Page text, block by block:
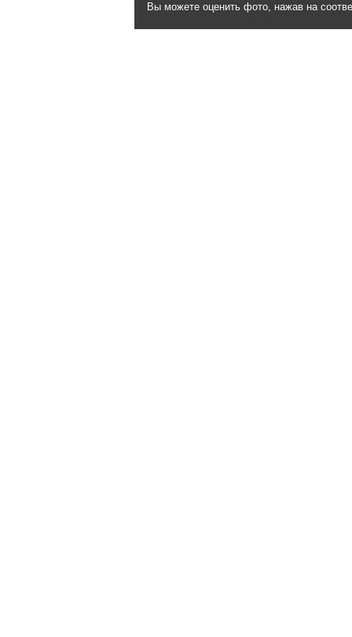
Вы можете оценить фото, нажав на